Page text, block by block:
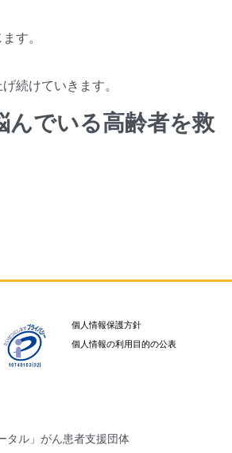
す。
続けていきます。
んでいる高齢者を救
個人情報保護方針
個人情報の利用目的の公表
タル」がん患者支援団体